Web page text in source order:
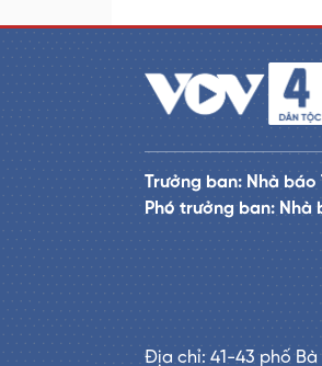
Trưởng ban: Nhà báo
Phó trưởng ban: Nhà
Địa chỉ: 41-43 phố Bà